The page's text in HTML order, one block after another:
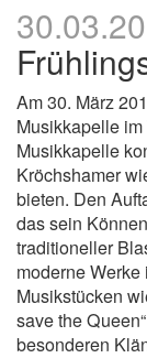
Am 30. März
Musikkapelle
Musikkapelle
Kröchshamer
bieten. Den
das sein
traditioneller
moderne
Musikstücken
save the
besonderen